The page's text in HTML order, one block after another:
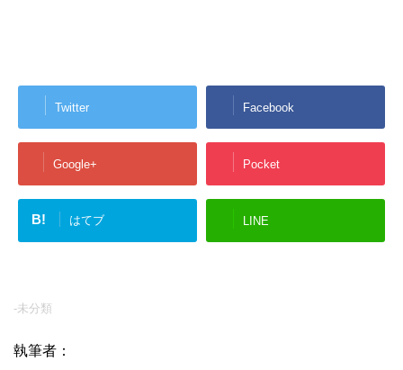
Twitter Facebook
Google+ Pocket
B! はてブ LINE
-未分類
執筆者：